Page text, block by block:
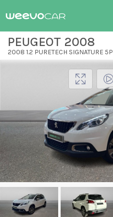
PEUGEOT 2008
2008 1.2 PURETECH SIGNATURE 5P